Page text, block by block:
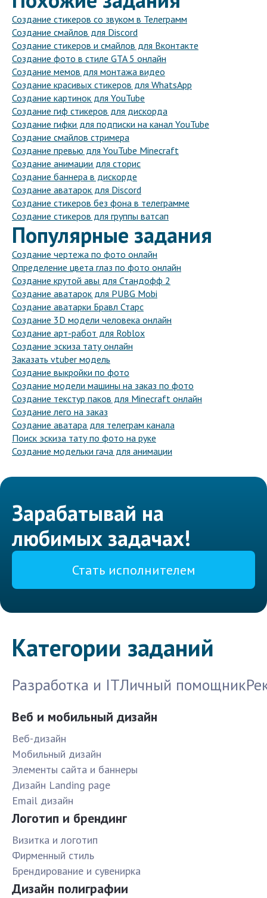
Создание стикеров со звуком в Телеграмм
Создание смайлов для Discord
Создание стикеров и смайлов для Вконтакте
Создание фото в стиле GTA 5 онлайн
Создание мемов для монтажа видео
Создание красивых стикеров для WhatsApp
Создание картинок для YouTube
Создание гиф стикеров для дискорда
Создание гифки для подписки на канал YouTube
Создание смайлов стримера
Создание превью для YouTube Minecraft
Создание анимации для сторис
Создание баннера в дискорде
Создание аватарок для Discord
Создание стикеров без фона в телеграмме
Создание стикеров для группы ватсап
Популярные задания
Создание чертежа по фото онлайн
Определение цвета глаз по фото онлайн
Создание крутой авы для Стандофф 2
Создание аватарок для PUBG Mobi
Создание аватарки Бравл Старс
Создание 3D модели человека онлайн
Создание арт-работ для Roblox
Создание эскиза тату онлайн
Заказать vtuber модель
Создание выкройки по фото
Создание модели машины на заказ по фото
Создание текстур паков для Minecraft онлайн
Создание лего на заказ
Создание аватара для телеграм канала
Поиск эскиза тату по фото на руке
Создание модельки гача для анимации
Зарабатывай на
любимых задачах!
Стать исполнителем
Категории заданий
Разработка и ITЛичный помощник
Веб и мобильный дизайн
Веб-дизайн
Мобильный дизайн
Элементы сайта и баннеры
Дизайн Landing page
Email дизайн
Логотип и брендинг
Визитка и логотип
Фирменный стиль
Брендирование и сувенирка
Дизайн полиграфии